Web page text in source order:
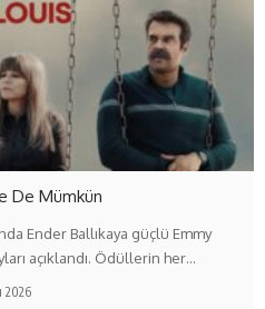
De Mümkün
Ender Ballıkaya güçlü Emmy
açıklandı. Ödüllerin her…
2026